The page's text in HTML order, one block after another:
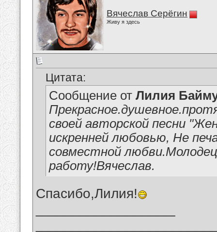
Вячеслав Серёгин
Живу я здесь
Цитата:
Сообщение от Лилия
своей авторской песни
искренней любовью, Не
совместной
работу!Вячеслав.
Спасибо,Лилия!